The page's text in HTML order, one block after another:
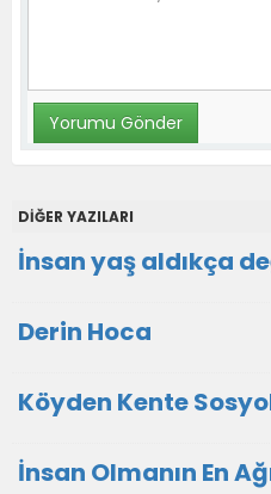
DİĞER YAZILARI
İnsan yaş aldıkça
Derin Hoca
Köyden Kente
İnsan Olmanın En